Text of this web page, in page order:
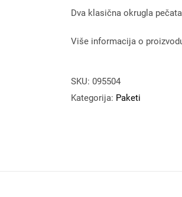
Dva klasična okrugla
Više informacija o
SKU: 095504
Kategorija: Paketi